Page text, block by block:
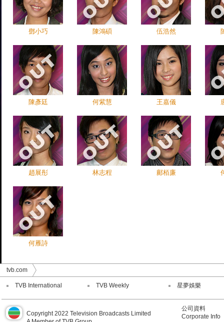
鄧小巧 陳鴻碩 伍浩然
陳彥廷 何紫慧 王嘉儀
趙展彤 林志程 鄺栢廉
何雁詩
tvb.com
TVB International TVB Weekly 星夢娛樂
Copyright 2022 Television Broadcasts Limited
公司資料
Corporate Info